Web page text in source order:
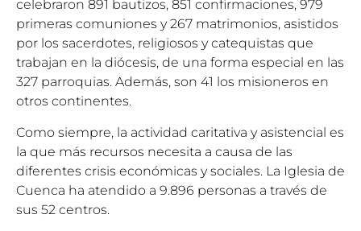
celebraron 891 bautizos, 851 confirmaciones, 979
primeras comuniones y 267 matrimonios, asistidos
por los sacerdotes, religiosos y catequistas que
trabajan en la diócesis, de una forma especial en las
327 parroquias. Además, son 41 los misioneros en
otros continentes.
Como siempre, la actividad caritativa y asistencial es
la que más recursos necesita a causa de las
diferentes crisis económicas y sociales. La Iglesia de
Cuenca ha atendido a 9.896 personas a través de
sus 52 centros.